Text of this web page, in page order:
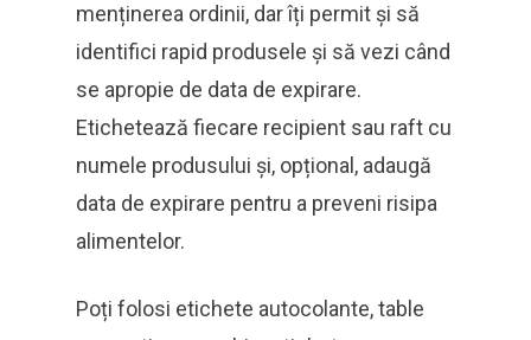
menținerea ordinii, dar îți permit și să
identifici rapid produsele și să vezi când
se apropie de data de expirare.
Etichetează fiecare recipient sau raft cu
numele produsului și, opțional, adaugă
data de expirare pentru a preveni risipa
alimentelor.
Poți folosi etichete autocolante, table